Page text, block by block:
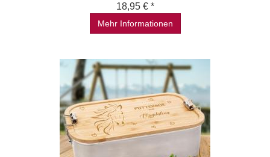
18,95 € *
Mehr Informationen